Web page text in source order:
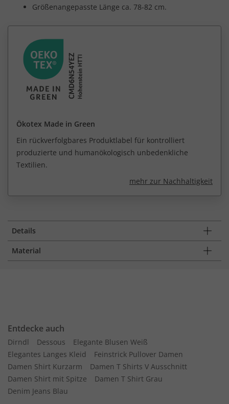
Größenangepasste Länge ca. 78-82 cm.
Ökotex Made in Green
Ein rückverfolgbares Produktlabel für kontrolliert
produzierte und humanökologisch unbedenkliche
Textilien.
mehr zur Nachhaltigkeit
Details
Material
Entdecke auch
Dirndl Dessous
Elegante Blusen Weiß
Elegantes Langes Kleid
Feinstrick Pullover Damen
Damen Shirt Kurzarm
Damen T Shirts V Ausschnitt
Damen Shirt mit Spitze
Damen T Shirt Grau
Denim Jeans Blau